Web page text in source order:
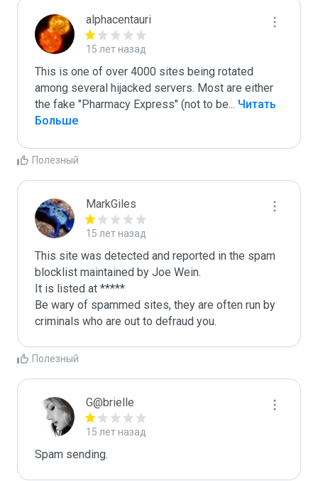
alphacentauri
15 лет назад
This is one of over 4000 sites being rotated
among several hijacked servers. Most are either
the fake "Pharmacy Express" (not to be... Читать
Больше
Полезный
MarkGiles
15 лет назад
This site was detected and reported in the spam
blocklist maintained by Joe Wein.
It is listed at *****
Be wary of spammed sites, they are often run by
criminals who are out to defraud you.
Полезный
G@brielle
15 лет назад
Spam sending.